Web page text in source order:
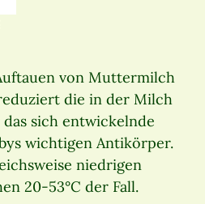
von Muttermilch
die in der Milch
sich entwickelnde
wichtigen Antikörper.
niedrigen
20-53°C der Fall.